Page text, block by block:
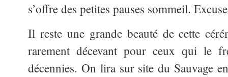
s’offre des petites pauses sommeil.
Il reste une grande beauté de cette
rarement décevant pour ceux qui le
décennies. On lira sur site du Sauvage